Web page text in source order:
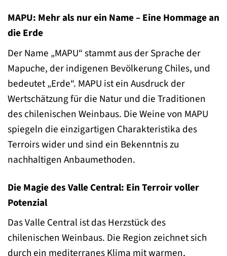
MAPU: Mehr als nur ein Name – Eine Hommage an
die Erde
Der Name „MAPU“ stammt aus der Sprache der
Mapuche, der indigenen Bevölkerung Chiles, und
bedeutet „Erde“. MAPU ist ein Ausdruck der
Wertschätzung für die Natur und die Traditionen
des chilenischen Weinbaus. Die Weine von MAPU
spiegeln die einzigartigen Charakteristika des
Terroirs wider und sind ein Bekenntnis zu
nachhaltigen Anbaumethoden.
Die Magie des Valle Central: Ein Terroir voller
Potenzial
Das Valle Central ist das Herzstück des
chilenischen Weinbaus. Die Region zeichnet sich
durch ein mediterranes Klima mit warmen,